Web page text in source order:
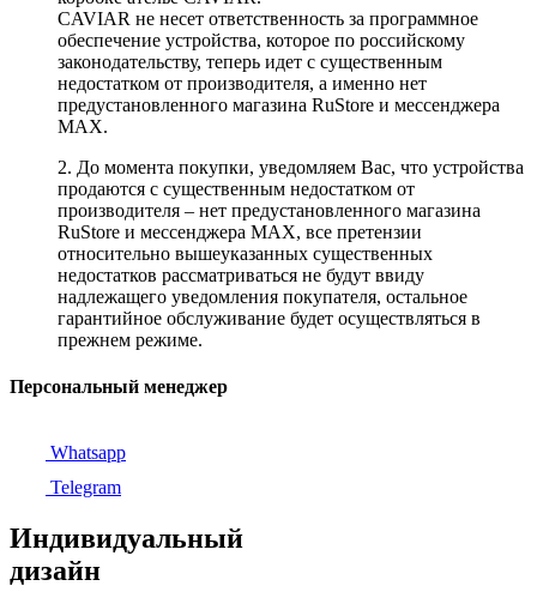
CAVIAR не несет ответственность за программное
обеспечение устройства, которое по российскому
законодательству, теперь идет с существенным
недостатком от производителя, а именно нет
предустановленного магазина RuStore и мессенджера
MAX.
2. До момента покупки, уведомляем Вас, что устройства
продаются с существенным недостатком от
производителя – нет предустановленного магазина
RuStore и мессенджера MAX, все претензии
относительно вышеуказанных существенных
недостатков рассматриваться не будут ввиду
надлежащего уведомления покупателя, остальное
гарантийное обслуживание будет осуществляться в
прежнем режиме.
Персональный менеджер
Whatsapp
Telegram
Индивидуальный
дизайн